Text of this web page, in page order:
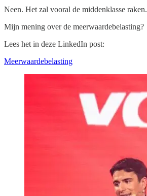
Neen. Het zal vooral de middenklasse raken.
Mijn mening over de meerwaardebelasting?
Lees het in deze LinkedIn post:
Meerwaardebelasting